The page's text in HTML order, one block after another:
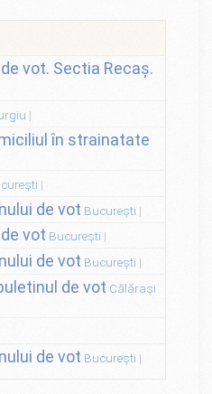
vot. Sectia Recaș.
în strainatate
de vot București
vot București
de vot București
de vot Călărași
de vot București